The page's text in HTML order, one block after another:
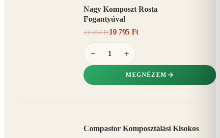
Nagy Komposzt Rosta
Fogantyúval
13 494 Ft10 795 Ft
− +
MEGNÉZEM
Compastor Komposztálási Kisokos